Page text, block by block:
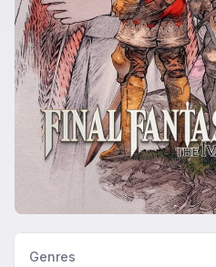
Genres